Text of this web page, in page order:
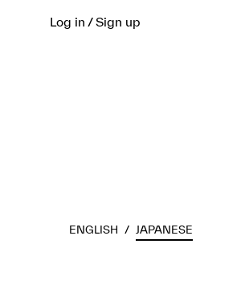
Log in / Sign up
ENGLISH / JAPANESE